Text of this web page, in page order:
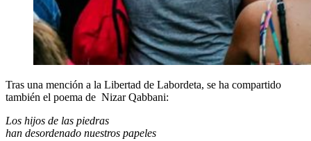
Tras una mención a la Libertad de Labordeta, se ha compartido
también el poema de Nizar Qabbani:
Los hijos de las piedras
han desordenado nuestros papeles